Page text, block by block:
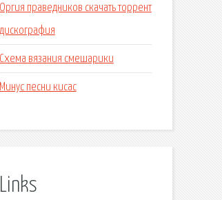
Оргия праведников скачать торрент
дискография
Схема вязания смешарики
Минус песни кисас
Links